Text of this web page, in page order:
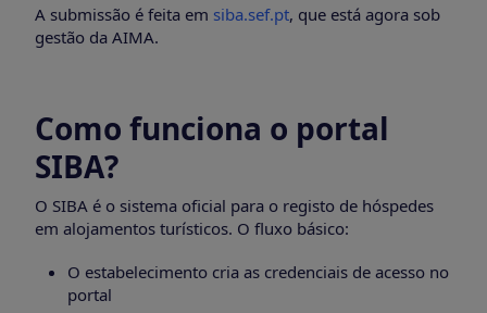
A submissão é feita em siba.sef.pt, que está agora sob
gestão da AIMA.
Como funciona o portal
SIBA?
O SIBA é o sistema oficial para o registo de hóspedes
em alojamentos turísticos. O fluxo básico:
O estabelecimento cria as credenciais de acesso no
portal